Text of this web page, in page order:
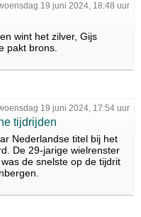
19 juni 2024, 18:48 uur
wint het zilver, Gijs
pakt brons.
19 juni 2024, 17:54 uur
tijdrijden
Nederlandse titel bij het
De 29-jarige wielrenster
de snelste op de tijdrit